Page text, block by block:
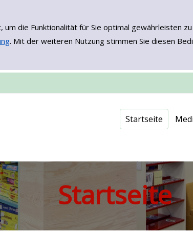
um die Funktionalität für Sie optimal gewährleisten
. Mit der weiteren Nutzung stimmen Sie diesen
Startseite
Startseite